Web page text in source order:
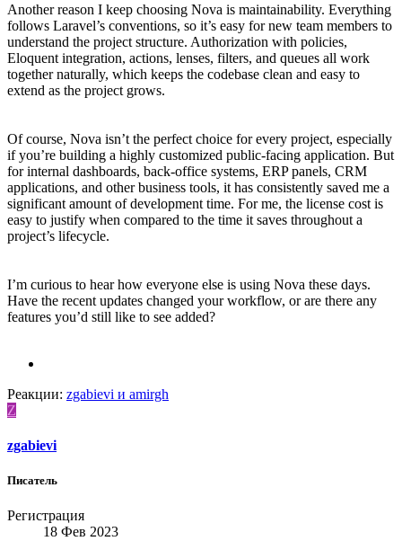
Another reason I keep choosing Nova is maintainability. Everything
follows Laravel’s conventions, so it’s easy for new team members to
understand the project structure. Authorization with policies,
Eloquent integration, actions, lenses, filters, and queues all work
together naturally, which keeps the codebase clean and easy to
extend as the project grows.
Of course, Nova isn’t the perfect choice for every project, especially
if you’re building a highly customized public-facing application. But
for internal dashboards, back-office systems, ERP panels, CRM
applications, and other business tools, it has consistently saved me a
significant amount of development time. For me, the license cost is
easy to justify when compared to the time it saves throughout a
project’s lifecycle.
I’m curious to hear how everyone else is using Nova these days.
Have the recent updates changed your workflow, or are there any
features you’d still like to see added?
Реакции: zgabievi и amirgh
Z
zgabievi
Писатель
Регистрация
18 Фев 2023